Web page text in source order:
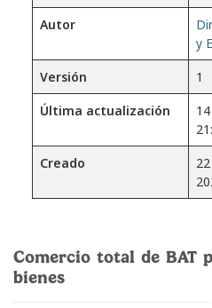
Comercio total de BAT
bienes
Autor
y
Versión
1
Última actualización
Creado